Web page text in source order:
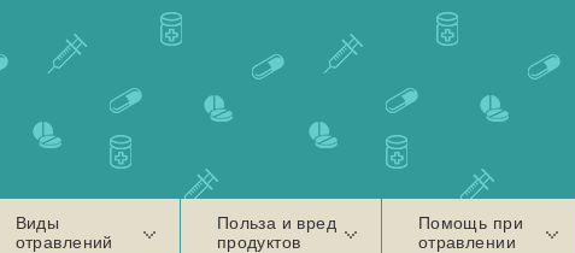
Виды
отравлений
Польза и вред
продуктов
Помощь при
отравлении